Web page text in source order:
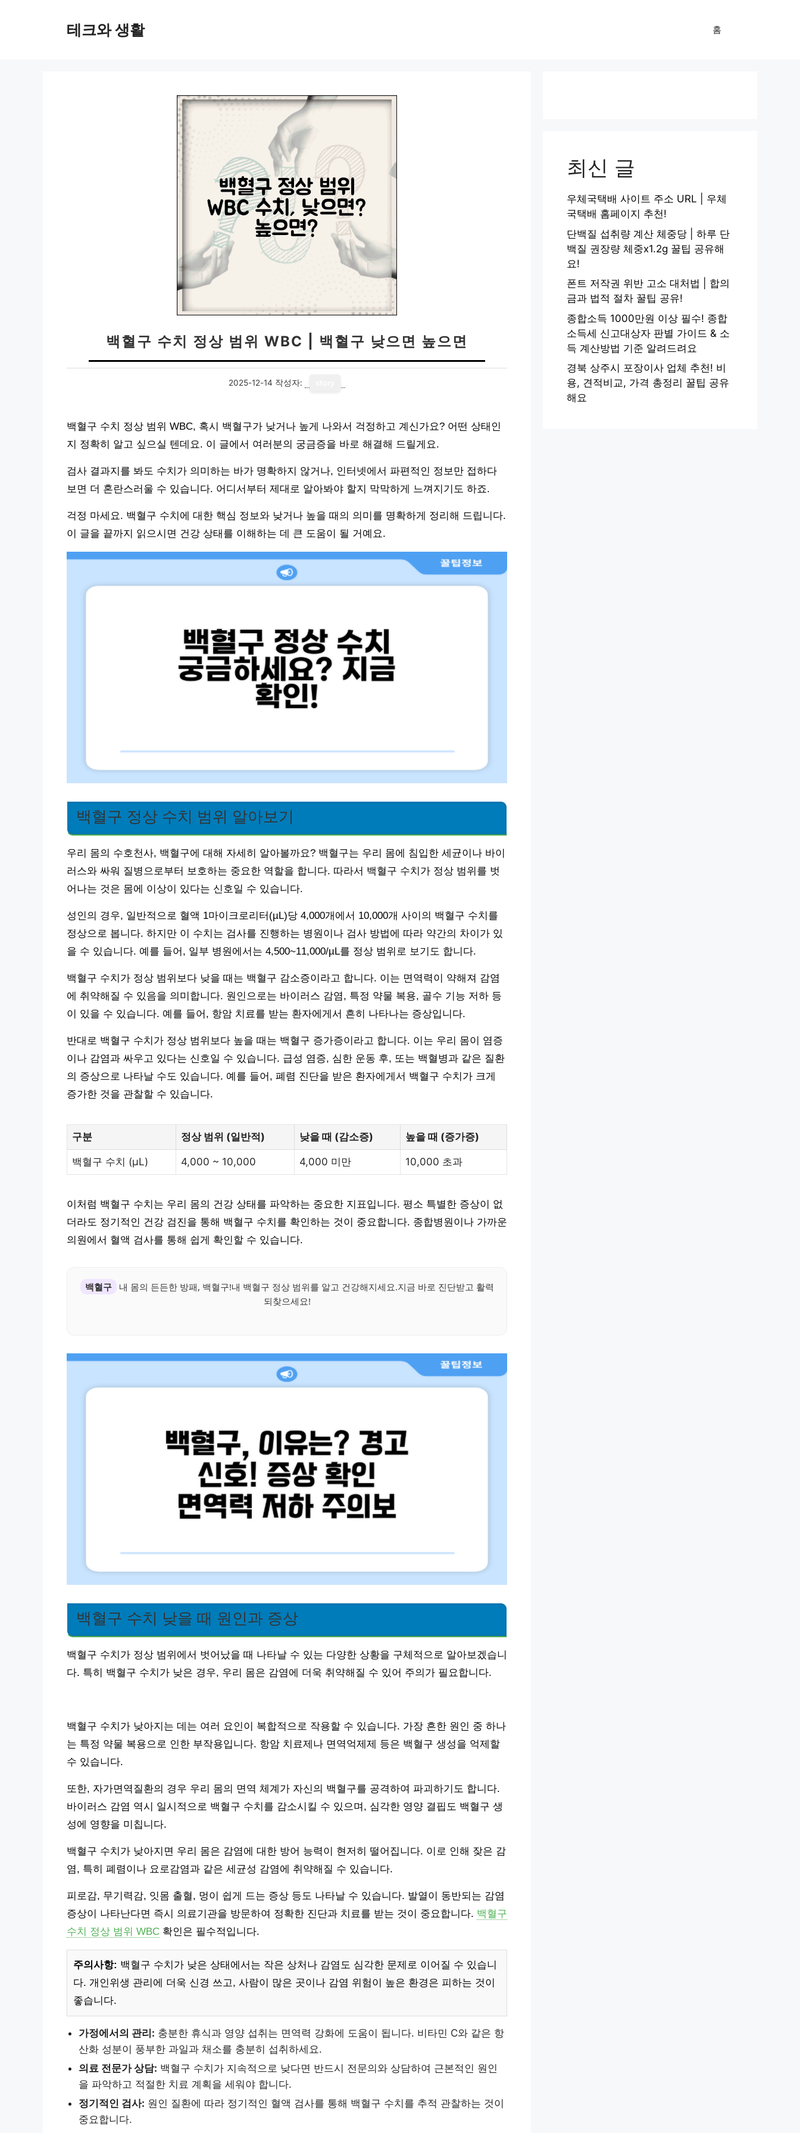
테크와 생활 홈
백혈구 수치 정상 범위 WBC | 백혈구 낮으면 높으면
2025-12-14 작성자:
백혈구 수치 정상 범위 WBC, 혹시 백혈구가 낮거나 높게 나와서 걱정하고 계신가요? 어떤 상태인
지 정확히 알고 싶으실 텐데요. 이 글에서 여러분의 궁금증을 바로 해결해 드릴게요.
검사 결과지를 봐도 수치가 의미하는 바가 명확하지 않거나, 인터넷에서 파편적인 정보만 접하다
보면 더 혼란스러울 수 있습니다. 어디서부터 제대로 알아봐야 할지 막막하게 느껴지기도 하죠.
걱정 마세요. 백혈구 수치에 대한 핵심 정보와 낮거나 높을 때의 의미를 명확하게 정리해 드립니다.
이 글을 끝까지 읽으시면 건강 상태를 이해하는 데 큰 도움이 될 거예요.
백혈구 정상 수치 범위 알아보기
우리 몸의 수호천사, 백혈구에 대해 자세히 알아볼까요? 백혈구는 우리 몸에 침입한 세균이나 바이
러스와 싸워 질병으로부터 보호하는 중요한 역할을 합니다. 따라서 백혈구 수치가 정상 범위를 벗
어나는 것은 몸에 이상이 있다는 신호일 수 있습니다.
성인의 경우, 일반적으로 혈액 1마이크로리터(µL)당 4,000개에서 10,000개 사이의 백혈구 수치를
정상으로 봅니다. 하지만 이 수치는 검사를 진행하는 병원이나 검사 방법에 따라 약간의 차이가 있
을 수 있습니다. 예를 들어, 일부 병원에서는 4,500~11,000/µL를 정상 범위로 보기도 합니다.
백혈구 수치가 정상 범위보다 낮을 때는 백혈구 감소증이라고 합니다. 이는 면역력이 약해져 감염
에 취약해질 수 있음을 의미합니다. 원인으로는 바이러스 감염, 특정 약물 복용, 골수 기능 저하 등
이 있을 수 있습니다. 예를 들어, 항암 치료를 받는 환자에게서 흔히 나타나는 증상입니다.
반대로 백혈구 수치가 정상 범위보다 높을 때는 백혈구 증가증이라고 합니다. 이는 우리 몸이 염증
이나 감염과 싸우고 있다는 신호일 수 있습니다. 급성 염증, 심한 운동 후, 또는 백혈병과 같은 질환
의 증상으로 나타날 수도 있습니다. 예를 들어, 폐렴 진단을 받은 환자에게서 백혈구 수치가 크게
증가한 것을 관찰할 수 있습니다.
구분 정상 범위 (일반적) 낮을 때 (감소증) 높을 때 (증가증)
백혈구 수치 (µL) 4,000 ~ 10,000 4,000 미만 10,000 초과
이처럼 백혈구 수치는 우리 몸의 건강 상태를 파악하는 중요한 지표입니다. 평소 특별한 증상이 없
더라도 정기적인 건강 검진을 통해 백혈구 수치를 확인하는 것이 중요합니다. 종합병원이나 가까운
의원에서 혈액 검사를 통해 쉽게 확인할 수 있습니다.
백혈구
내 몸의 든든한 방패, 백혈구!내 백혈구 정상 범위를 알고 건강해지세요.지금 바로 진단받고 활력
되찾으세요!
백혈구 수치 낮을 때 원인과 증상
백혈구 수치가 정상 범위에서 벗어났을 때 나타날 수 있는 다양한 상황을 구체적으로 알아보겠습니
다. 특히 백혈구 수치가 낮은 경우, 우리 몸은 감염에 더욱 취약해질 수 있어 주의가 필요합니다.
백혈구 수치가 낮아지는 데는 여러 요인이 복합적으로 작용할 수 있습니다. 가장 흔한 원인 중 하나
는 특정 약물 복용으로 인한 부작용입니다. 항암 치료제나 면역억제제 등은 백혈구 생성을 억제할
수 있습니다.
또한, 자가면역질환의 경우 우리 몸의 면역 체계가 자신의 백혈구를 공격하여 파괴하기도 합니다.
바이러스 감염 역시 일시적으로 백혈구 수치를 감소시킬 수 있으며, 심각한 영양 결핍도 백혈구 생
성에 영향을 미칩니다.
백혈구 수치가 낮아지면 우리 몸은 감염에 대한 방어 능력이 현저히 떨어집니다. 이로 인해 잦은 감
염, 특히 폐렴이나 요로감염과 같은 세균성 감염에 취약해질 수 있습니다.
피로감, 무기력감, 잇몸 출혈, 멍이 쉽게 드는 증상 등도 나타날 수 있습니다. 발열이 동반되는 감염
증상이 나타난다면 즉시 의료기관을 방문하여 정확한 진단과 치료를 받는 것이 중요합니다. 백혈구
수치 정상 범위 WBC 확인은 필수적입니다.
주의사항: 백혈구 수치가 낮은 상태에서는 작은 상처나 감염도 심각한 문제로 이어질 수 있습니
다. 개인위생 관리에 더욱 신경 쓰고, 사람이 많은 곳이나 감염 위험이 높은 환경은 피하는 것이
좋습니다.
가정에서의 관리: 충분한 휴식과 영양 섭취는 면역력 강화에 도움이 됩니다. 비타민 C와 같은 항
산화 성분이 풍부한 과일과 채소를 충분히 섭취하세요.
의료 전문가 상담: 백혈구 수치가 지속적으로 낮다면 반드시 전문의와 상담하여 근본적인 원인
을 파악하고 적절한 치료 계획을 세워야 합니다.
정기적인 검사: 원인 질환에 따라 정기적인 혈액 검사를 통해 백혈구 수치를 추적 관찰하는 것이
중요합니다.
최신 글
우체국택배 사이트 주소 URL | 우체
국택배 홈페이지 추천!
단백질 섭취량 계산 체중당 | 하루 단
백질 권장량 체중x1.2g 꿀팁 공유해
요!
폰트 저작권 위반 고소 대처법 | 합의
금과 법적 절차 꿀팁 공유!
종합소득 1000만원 이상 필수! 종합
소득세 신고대상자 판별 가이드 & 소
득 계산방법 기준 알려드려요
경북 상주시 포장이사 업체 추천! 비
용, 견적비교, 가격 총정리 꿀팁 공유
해요